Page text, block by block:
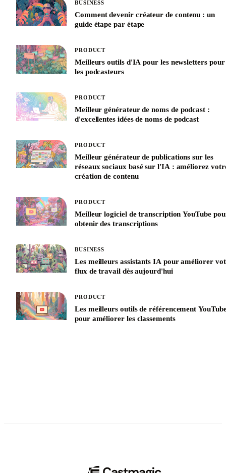
Comment devenir créateur de contenu : un
guide étape par étape
Meilleurs outils d'IA pour les newsletters pour
les podcasteurs
Meilleur générateur de noms de podcast :
d'excellentes idées de noms de podcast
Meilleur générateur de publications sur les
réseaux sociaux basé sur l'IA : améliorez
création de contenu
Meilleur logiciel de transcription YouTube
obtenir des transcriptions
Les meilleurs assistants IA pour améliorer
flux de travail dès aujourd'hui
Les meilleurs outils de référencement
pour améliorer les classements